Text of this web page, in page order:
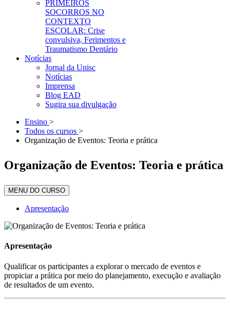
PRIMEIROS
SOCORROS NO
CONTEXTO
ESCOLAR: Crise
convulsiva, Ferimentos e
Traumatismo Dentário
Notícias
Jornal da Unisc
Notícias
Imprensa
Blog EAD
Sugira sua divulgação
Ensino >
Todos os cursos >
Organização de Eventos: Teoria e prática
Organização de Eventos: Teoria e prática
MENU DO CURSO
Apresentação
Apresentação
Qualificar os participantes a explorar o mercado de eventos e
propiciar a prática por meio do planejamento, execução e avaliação
de resultados de um evento.